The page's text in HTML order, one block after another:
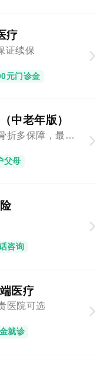
疗
证续保
元门诊金
中老年版）
意外身故、伤残、骨折多保障，最高80周岁可投
父母
咨询
医疗
医院可选
就诊